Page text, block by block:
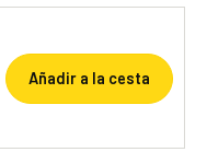
Añadir a la cesta